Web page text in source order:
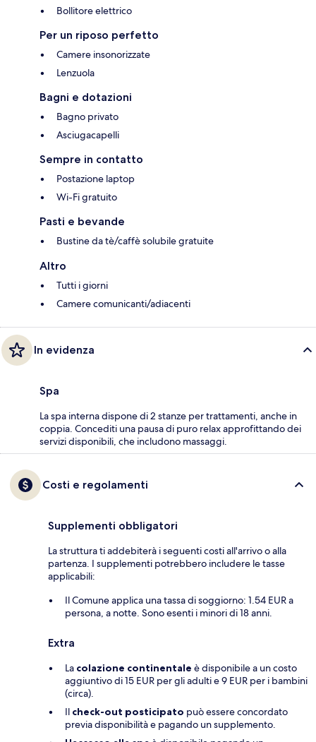
Bollitore elettrico
Per un riposo perfetto
Camere insonorizzate
Lenzuola
Bagni e dotazioni
Bagno privato
Asciugacapelli
Sempre in contatto
Postazione laptop
Wi-Fi gratuito
Pasti e bevande
Bustine da tè/caffè solubile gratuite
Altro
Tutti i giorni
Camere comunicanti/adiacenti
In evidenza
Spa
La spa interna dispone di 2 stanze per trattamenti, anche in
coppia. Concediti una pausa di puro relax approfittando dei
servizi disponibili, che includono massaggi.
Costi e regolamenti
Supplementi obbligatori
La struttura ti addebiterà i seguenti costi all'arrivo o alla
partenza. I supplementi potrebbero includere le tasse
applicabili:
Il Comune applica una tassa di soggiorno: 1.54 EUR a
persona, a notte. Sono esenti i minori di 18 anni.
Extra
La colazione continentale è disponibile a un costo
aggiuntivo di 15 EUR per gli adulti e 9 EUR per i bambini
(circa).
Il check-out posticipato può essere concordato
previa disponibilità e pagando un supplemento.